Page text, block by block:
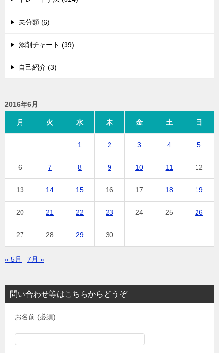
未分類 (6)
添削チャート (39)
自己紹介 (3)
2016年6月
月 火 水 木 金 土 日
1 2 3 4 5
6 7 8 9 10 11 12
13 14 15 16 17 18 19
20 21 22 23 24 25 26
27 28 29 30
« 5月 7月 »
問い合わせ等はこちらからどうぞ
お名前 (必須)